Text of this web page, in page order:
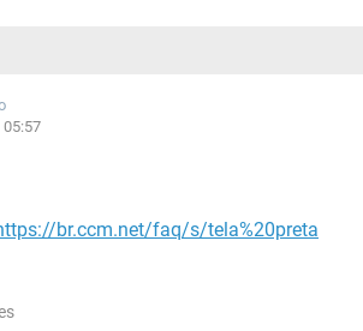
05:57
br.ccm.net/faq/s/tela%20preta